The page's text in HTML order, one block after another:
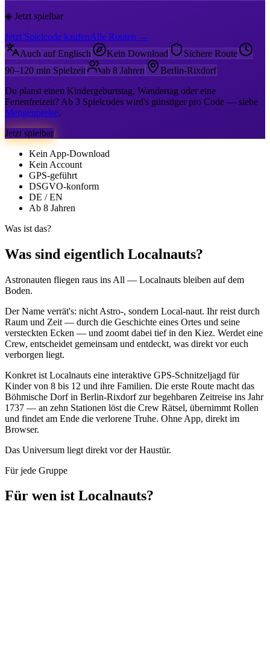
◈ Jetzt spielbar
Jetzt Spielcode kaufenAlle Routen →
Auch auf Englisch
Kein Download
Sichere Route
90–120 min Spielzeit
ab 8 Jahren
Berlin-Rixdorf
Du planst einen Kindergeburtstag, Wandertag oder eine
Ferienfreizeit? Ab 3 Spielcodes wird's günstiger pro Code — siehe
Mengenpreise.
Jetzt spielbar
Kein App-Download
Kein Account
GPS-geführt
DSGVO-konform
DE / EN
Ab 8 Jahren
Was ist das?
Was sind eigentlich Localnauts?
Astronauten fliegen raus ins All — Localnauts bleiben auf dem
Boden.
Der Name verrät's: nicht Astro-, sondern Local-naut. Ihr reist durch
Raum und Zeit — durch die Geschichte eines Ortes und seine
versteckten Ecken — und zoomt dabei tief in den Kiez. Werdet eine
Crew, entscheidet gemeinsam und entdeckt, was direkt vor euch
verborgen liegt.
Konkret ist Localnauts eine interaktive GPS-Schnitzeljagd für
Kinder von 8 bis 12 und ihre Familien. Die erste Route macht das
Böhmische Dorf in Berlin-Rixdorf zur begehbaren Zeitreise ins Jahr
1737 — an zehn Stationen löst die Crew Rätsel, übernimmt Rollen
und findet am Ende die verlorene Truhe. Ohne App, direkt im
Browser.
Das Universum liegt direkt vor der Haustür.
Für jede Gruppe
Für wen ist Localnauts?